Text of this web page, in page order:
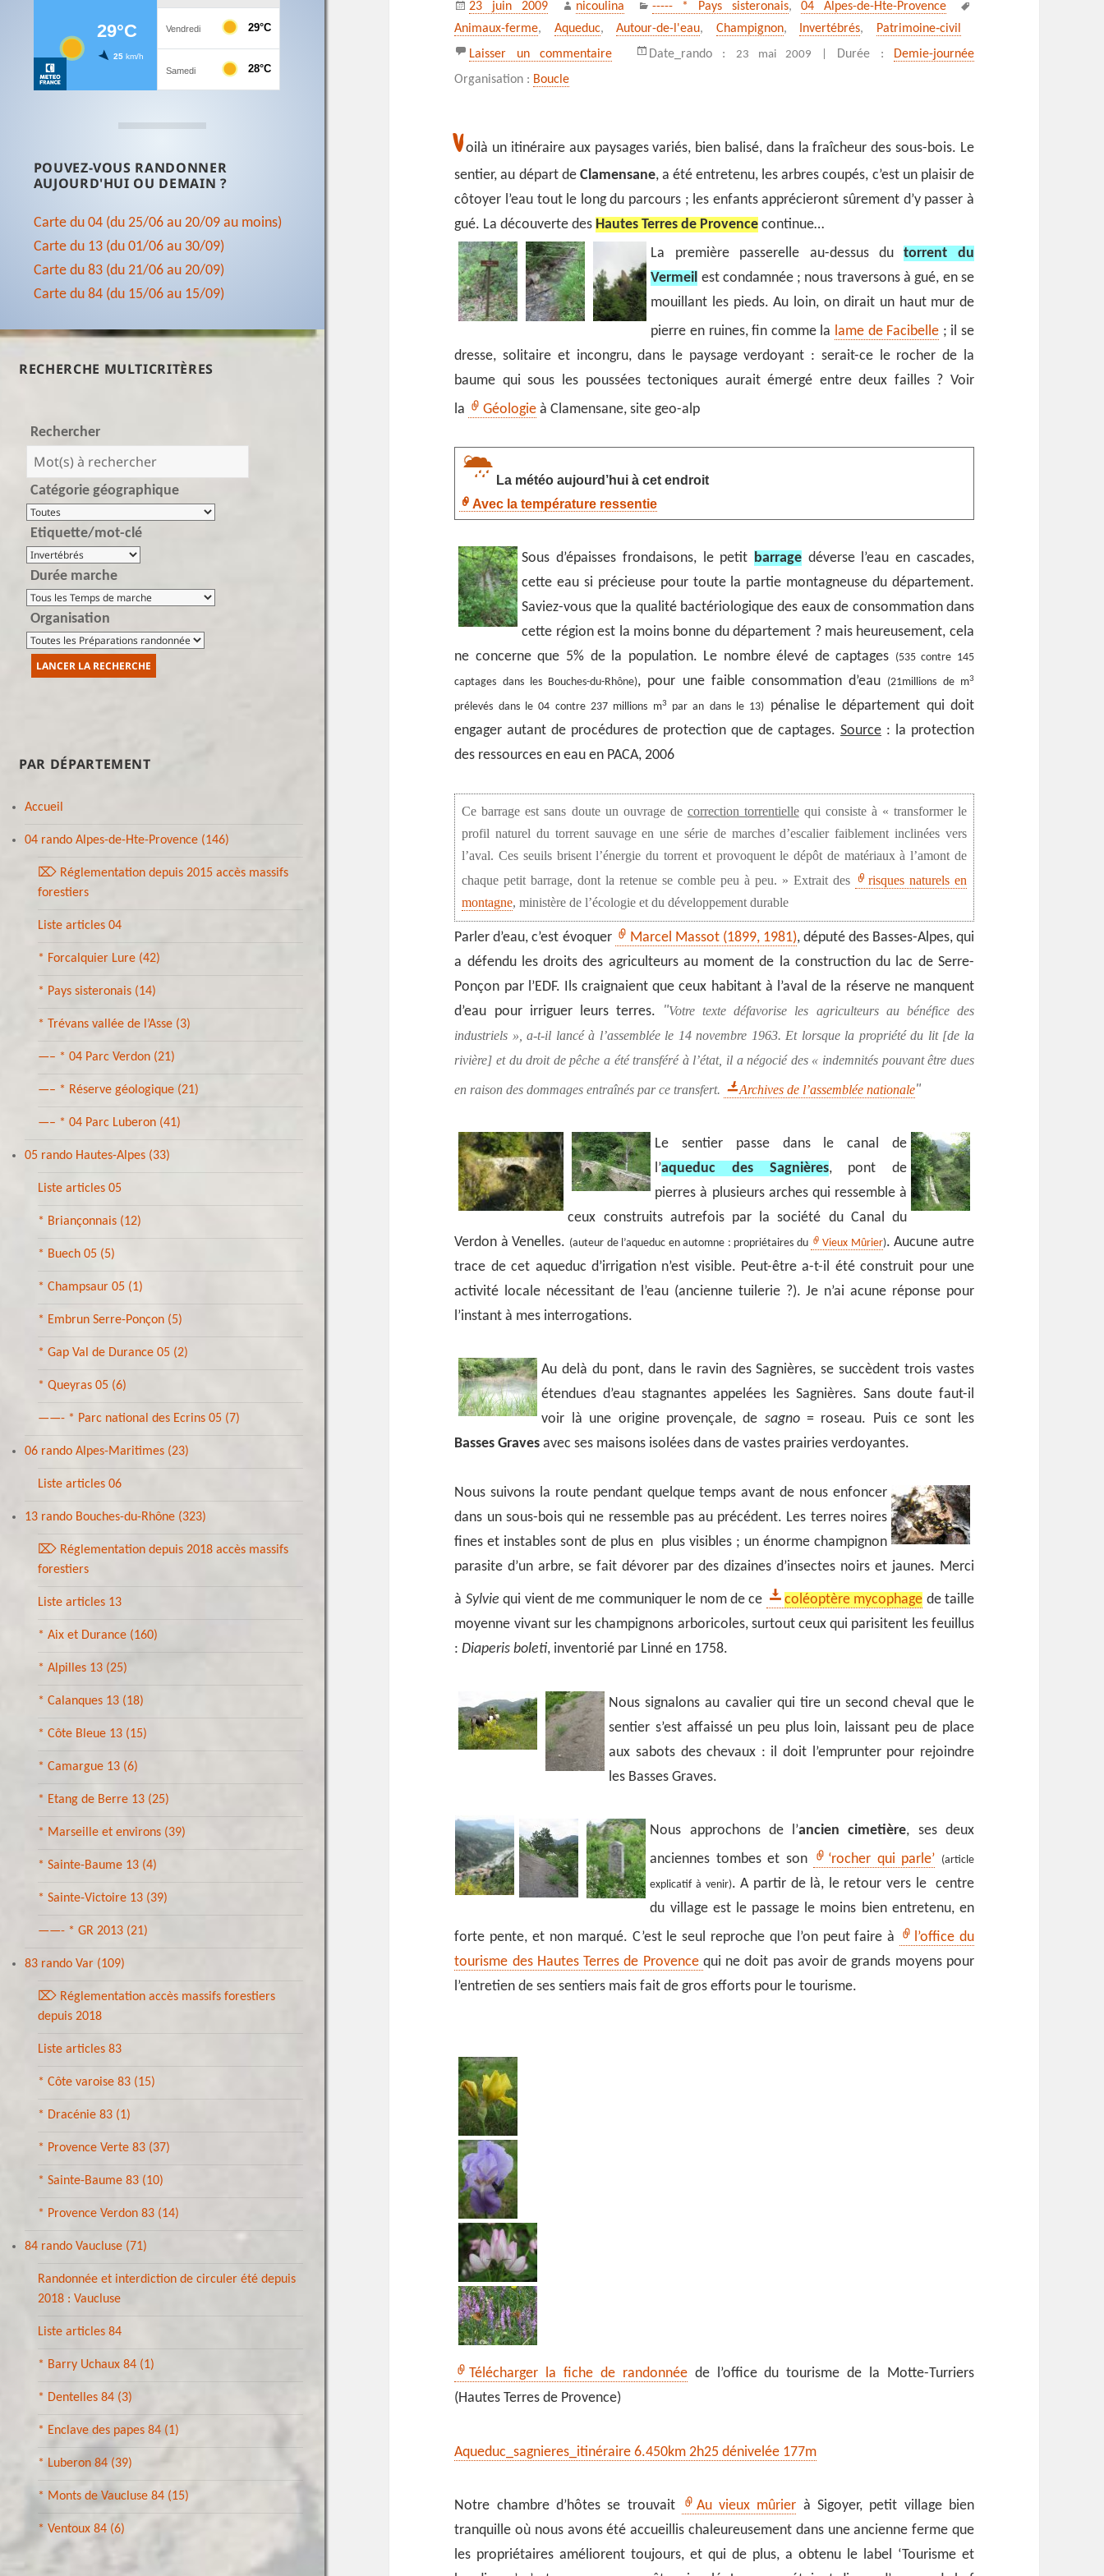
POUVEZ-VOUS RANDONNER
AUJOURD'HUI OU DEMAIN ?
Carte du 04 (du 25/06 au 20/09 au moins)
Carte du 13 (du 01/06 au 30/09)
Carte du 83 (du 21/06 au 20/09)
Carte du 84 (du 15/06 au 15/09)
RECHERCHE MULTICRITÈRES
Rechercher
Catégorie géographique
Etiquette/mot-clé
Durée marche
Organisation
PAR DÉPARTEMENT
Accueil
04 rando Alpes-de-Hte-Provence (146)
⌦ Réglementation depuis 2015 accès massifs
forestiers
Liste articles 04
* Forcalquier Lure (42)
* Pays sisteronais (14)
* Trévans vallée de l’Asse (3)
—– * 04 Parc Verdon (21)
—– * Réserve géologique (21)
—– * 04 Parc Luberon (41)
05 rando Hautes-Alpes (33)
Liste articles 05
* Briançonnais (12)
* Buech 05 (5)
* Champsaur 05 (1)
* Embrun Serre-Ponçon (5)
* Gap Val de Durance 05 (2)
* Queyras 05 (6)
——- * Parc national des Ecrins 05 (7)
06 rando Alpes-Maritimes (23)
Liste articles 06
13 rando Bouches-du-Rhône (323)
⌦ Réglementation depuis 2018 accès massifs
forestiers
Liste articles 13
* Aix et Durance (160)
* Alpilles 13 (25)
* Calanques 13 (18)
* Côte Bleue 13 (15)
* Camargue 13 (6)
* Etang de Berre 13 (25)
* Marseille et environs (39)
* Sainte-Baume 13 (4)
* Sainte-Victoire 13 (39)
——- * GR 2013 (21)
83 rando Var (109)
⌦ Réglementation accès massifs forestiers
depuis 2018
Liste articles 83
* Côte varoise 83 (15)
* Dracénie 83 (1)
* Provence Verte 83 (37)
* Sainte-Baume 83 (10)
* Provence Verdon 83 (14)
84 rando Vaucluse (71)
Randonnée et interdiction de circuler été depuis
2018 : Vaucluse
Liste articles 84
* Barry Uchaux 84 (1)
* Dentelles 84 (3)
* Enclave des papes 84 (1)
* Luberon 84 (39)
* Monts de Vaucluse 84 (15)
* Ventoux 84 (6)
le
23 juin 2009 nicoulina ----- * Pays sisteronais,04 Alpes-de-Hte-Provence
Animaux-ferme, Aqueduc,Autour-de-l'eau, Champignon, Invertébrés,
Patrimoine‑civil
Laisser un commentaire
sur L’aqueduc des Sagnières à Clamensane
Date_rando : 23 mai 2009 | Durée :
Demie-journée
Organisation : Boucle
Voilà un itinéraire aux paysages variés, bien balisé, dans la fraîcheur des sous-bois. Le
sentier, au départ de Clamensane, a été entretenu, les arbres coupés, c’est un plaisir de
côtoyer l’eau tout le long du parcours ; les enfants apprécieront sûrement d’y passer à
gué. La découverte des Hautes Terres de Provence continue…
La première passerelle au-dessus dutorrent du
Vermeil est condamnée ; nous traversons à gué, en se
mouillant les pieds. Au loin, on dirait un haut mur de
pierre en ruines, fin comme la lame de Facibelle ; il se
dresse, solitaire et incongru, dans le paysage verdoyant : serait-ce le rocher de la
baume qui sous les poussées tectoniques aurait émergé entre deux failles ? Voir
la
Géologie à Clamensane, site geo-alp
La météo aujourd’hui à cet endroit
Avec la température ressentie
Sous d’épaisses frondaisons, le petit barrage déverse l’eau en cascades,
cette eau si précieuse pour toute la partie montagneuse du département.
Saviez-vous que la qualité bactériologique des eaux de consommation dans
cette région est la moins bonne du département ? mais heureusement, cela
ne concerne que 5% de la population. Le nombre élevé de captages (535 contre 145
captages dans les Bouches-du-Rhône), pour une faible consommation d’eau (21millions de m3
prélevés dans le 04 contre 237 millions m3 par an dans le 13) pénalise le département qui doit
engager autant de procédures de protection que de captages.Source : la protection
des ressources en eau en PACA, 2006
Ce barrage est sans doute un ouvrage de correction torrentiellequi consiste à « transformer le
profil naturel du torrent sauvage en une série de marches d’escalier faiblement inclinées vers
l’aval. Ces seuils brisent l’énergie du torrent et provoquent le dépôt de matériaux à l’amont de
chaque petit barrage, dont la retenue se comble peu à peu. » Extrait des
risques naturels en
montagne, ministère de l’écologie et du développement durable
Parler d’eau, c’est évoquer Marcel Massot (1899, 1981), député des Basses-Alpes, qui
a défendu les droits des agriculteurs au moment de la construction du lac de Serre-
Ponçon par l’EDF. Ils craignaient que ceux habitant à l’aval de la réserve ne manquent
d’eau pour irriguer leurs terres.
Votre texte défavorise les agriculteurs au bénéfice des
industriels », a-t-il lancé à l’assemblée le 14 novembre 1963. Et lorsque la propriété du lit [de la
rivière] et du droit de pêche a été transféré à l’état, il a négocié des « indemnités pouvant être dues
en raison des dommages entraînés par ce transfert.
Archives de l’assemblée nationale
Le sentier passe dans le canal de
l’aqueduc des Sagnières, pont de
pierres à plusieurs arches qui ressemble à
ceux construits autrefois par la société du Canal du
Verdon à Venelles. (auteur de l’aqueduc en automne : propriétaires du Vieux Mûrier). Aucune autre
trace de cet aqueduc d’irrigation n’est visible. Peut-être a-t-il été construit pour une
activité locale nécessitant de l’eau (ancienne tuilerie ?). Je n’ai acune réponse pour
l’instant à mes interrogations.
Au delà du pont, dans le ravin des Sagnières, se succèdent trois vastes
étendues d’eau stagnantes appelées les Sagnières. Sans doute faut-il
voir là une origine provençale, de sagno= roseau. Puis ce sont les
Basses Graves avec ses maisons isolées dans de vastes prairies verdoyantes.
Nous suivons la route pendant quelque temps avant de nous enfoncer
dans un sous-bois qui ne ressemble pas au précédent. Les terres noires
fines et instables sont de plus en plus visibles ; un énorme champignon
parasite d’un arbre, se fait dévorer par des dizaines d’insectes noirs et jaunes. Merci
à Sylvie qui vient de me communiquer le nom de ce coléoptère mycophage de taille
moyenne vivant sur les champignons arboricoles, surtout ceux qui parisitent les feuillus
:Diaperis boleti, inventorié par Linné en 1758.
Nous signalons au cavalier qui tire un second cheval que le
sentier s’est affaissé un peu plus loin, laissant peu de place
aux sabots des chevaux : il doit l’emprunter pour rejoindre
les Basses Graves.
Nous approchons de l’ancien cimetière, ses deux
anciennes tombes et son
‘rocher qui parle’ (article
explicatif à venir). A partir de là, le retour vers le centre
du village est le passage le moins bien entretenu, en
forte pente, et non marqué. C’est le seul reproche que l’on peut faire à
l’office du
tourisme des Hautes Terres de Provence qui ne doit pas avoir de grands moyens pour
l’entretien de ses sentiers mais fait de gros efforts pour le tourisme.
Télécharger la fiche de randonnéede l’office du tourisme de la Motte-Turriers
(Hautes Terres de Provence)
Aqueduc_sagnieres_itinéraire 6.450km 2h25 dénivelée 177m
Notre chambre d’hôtes se trouvait Au vieux mûrier à Sigoyer, petit village bien
tranquille où nous avons été accueillis chaleureusement dans une ancienne ferme que
les propriétaires améliorent toujours, et qui de plus, a obtenu le label ‘Tourisme et